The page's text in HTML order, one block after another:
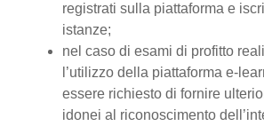
registrati sulla piattaforma e
istanze;
nel caso di esami di profitto
l’utilizzo della piattaforma e-
essere richiesto di fornire
idonei al riconoscimento